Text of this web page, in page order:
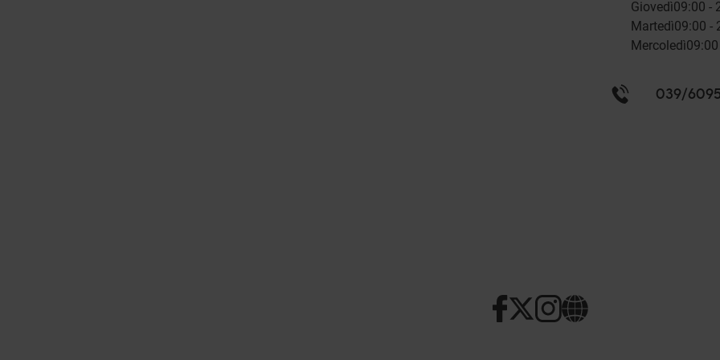
Giovedì09:00 -
Martedì09:00 -
Mercoledì
039/